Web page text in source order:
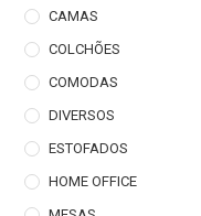
CAMAS
COLCHÕES
COMODAS
DIVERSOS
ESTOFADOS
HOME OFFICE